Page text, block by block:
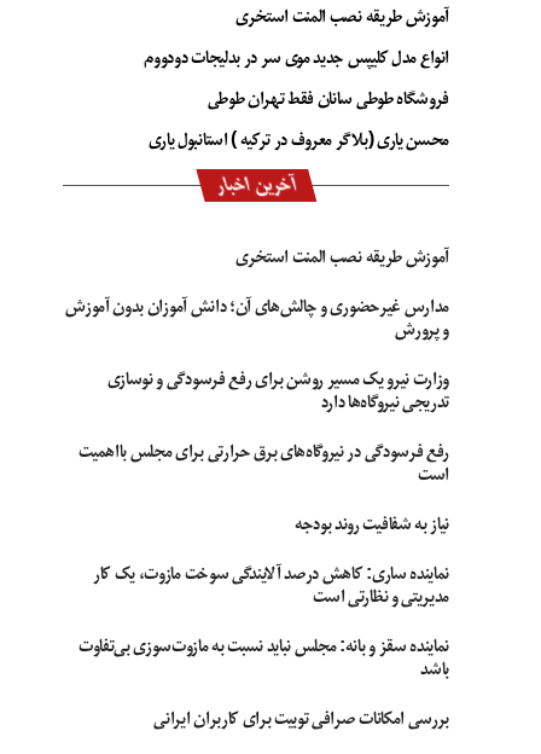
آموزش طریقه نصب المنت استخری
انواع مدل کلیپس جدید موی سر در بدلیجات دودووم
فروشگاه طوطی سانان فقط تهران طوطی
محسن یاری (بلاگر معروف در ترکیه ) استانبول یاری
آخرین اخبار
آموزش طریقه نصب المنت استخری
مدارس غیرحضوری و چالش‌های آن؛ دانش آموزان بدون آموزش
و پرورش
وزارت نیرو یک مسیر روشن برای رفع فرسودگی و نوسازی
تدریجی نیروگاه‌ها دارد
رفع فرسودگی در نیروگاه‌های برق حرارتی برای مجلس بااهمیت
است
نیاز به شفافیت روند بودجه
نماینده ساری: کاهش درصد آلایندگی سوخت مازوت، یک کار
مدیریتی و نظارتی است
نماینده سقز و بانه: مجلس نباید نسبت به مازوت‌سوزی بی‌تفاوت
باشد
بررسی امکانات صرافی توبیت برای کاربران ایرانی